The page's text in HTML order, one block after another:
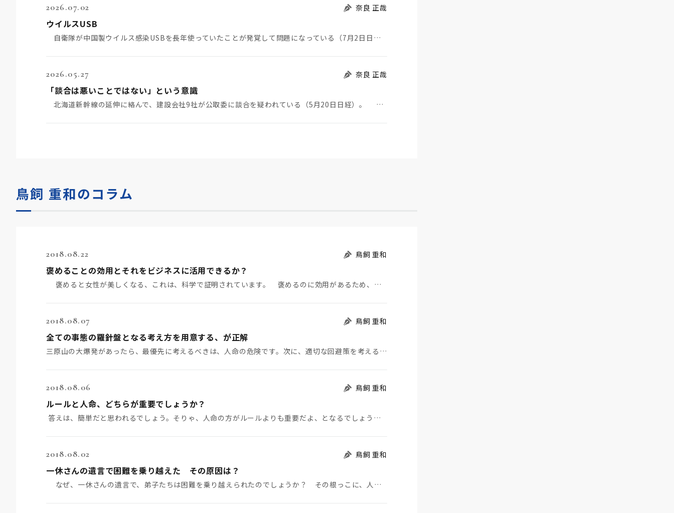
2026.07.02 奈良 正哉
ウイルスUSB
自衛隊が中国製ウイルス感染USBを長年使っていたことが発覚して問題になっている（7月2日日経）。筆…
2026.05.27 奈良 正哉
「談合は悪いことではない」という意識
北海道新幹線の延伸に絡んで、建設会社9社が公取委に談合を疑われている（5月20日日経）。 談合と…
鳥飼 重和のコラム
2018.08.22 鳥飼 重和
褒めることの効用とそれをビジネスに活用できるか？
褒めると女性が美しくなる、これは、科学で証明されています。 褒めるのに効用があるため、…
2018.08.07 鳥飼 重和
全ての事態の羅針盤となる考え方を用意する、が正解
三原山の大爆発があったら、最優先に考えるべきは、人命の危険です。次に、適切な回避策を考える、これが人…
2018.08.06 鳥飼 重和
ルールと人命、どちらが重要でしょうか？
答えは、簡単だと思われるでしょう。そりゃ、人命の方がルールよりも重要だよ、となるでしょう…
2018.08.02 鳥飼 重和
一休さんの遺言で困難を乗り越えた その原因は？
なぜ、一休さんの遺言で、弟子たちは困難を乗り越えられたのでしょうか？ その根っこに、人間は、どん…